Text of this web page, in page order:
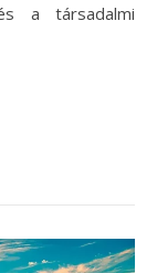
a társadalmi